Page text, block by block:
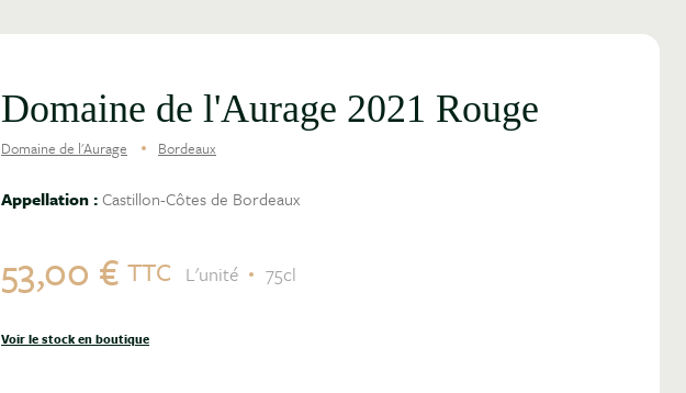
Domaine de l'Aurage 2021 Rouge
Domaine de l'Aurage Bordeaux
Appellation :Castillon-Côtes de Bordeaux
53,00 € TTC L'unité 75cl
Voir le stock en boutique